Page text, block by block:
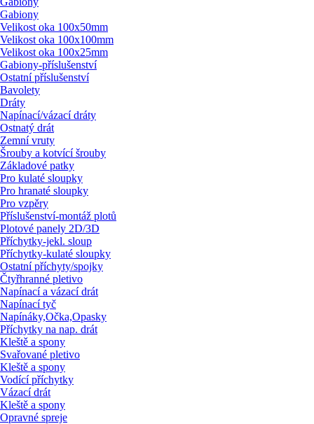
Gabiony
Velikost oka 100x50mm
Velikost oka 100x100mm
Velikost oka 100x25mm
Gabiony-příslušenství
Ostatní příslušenství
Bavolety
Dráty
Napínací/vázací dráty
Ostnatý drát
Zemní vruty
Šrouby a kotvící šrouby
Základové patky
Pro kulaté sloupky
Pro hranaté sloupky
Pro vzpěry
Příslušenství-montáž plotů
Plotové panely 2D/3D
Příchytky-jekl. sloup
Příchytky-kulaté sloupky
Ostatní příchyty/spojky
Čtyřhranné pletivo
Napínací a vázací drát
Napínací tyč
Napínáky,Očka,Opasky
Příchytky na nap. drát
Kleště a spony
Svařované pletivo
Kleště a spony
Vodící příchytky
Vázací drát
Kleště a spony
Opravné spreje